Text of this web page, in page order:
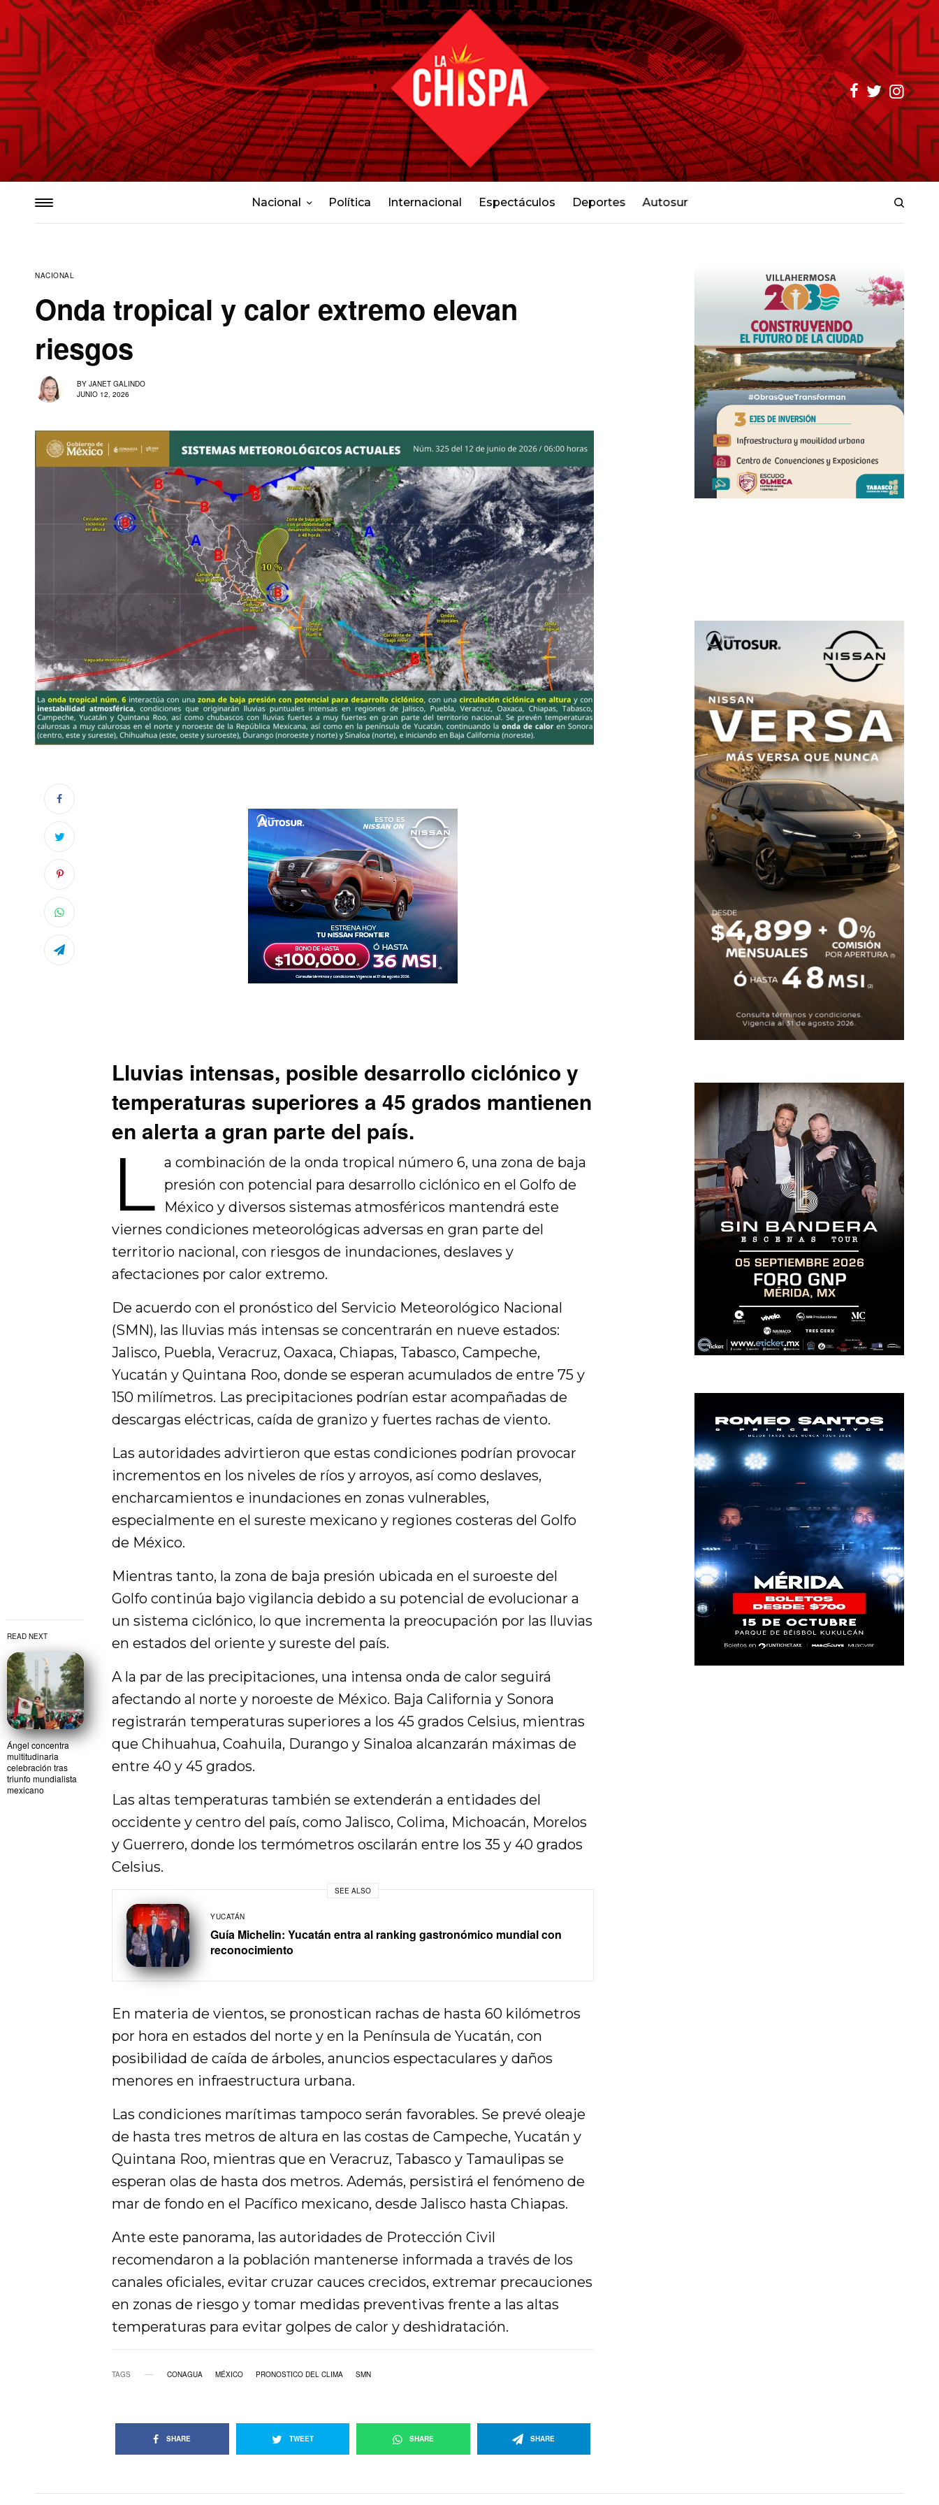
Nacional Política Internacional Espectáculos Deportes Autosur
NACIONAL
Onda tropical y calor extremo elevan
riesgos
BY JANET GALINDO
JUNIO 12, 2026
READ NEXT
Ángel concentra
multitudinaria
celebración tras
triunfo mundialista
mexicano
Lluvias intensas, posible desarrollo ciclónico y
temperaturas superiores a 45 grados mantienen
en alerta a gran parte del país.
L a combinación de la onda tropical número 6, una zona de baja
presión con potencial para desarrollo ciclónico en el Golfo de
México y diversos sistemas atmosféricos mantendrá este
viernes condiciones meteorológicas adversas en gran parte del
territorio nacional, con riesgos de inundaciones, deslaves y
afectaciones por calor extremo.
De acuerdo con el pronóstico del Servicio Meteorológico Nacional
(SMN), las lluvias más intensas se concentrarán en nueve estados:
Jalisco, Puebla, Veracruz, Oaxaca, Chiapas, Tabasco, Campeche,
Yucatán y Quintana Roo, donde se esperan acumulados de entre 75 y
150 milímetros. Las precipitaciones podrían estar acompañadas de
descargas eléctricas, caída de granizo y fuertes rachas de viento.
Las autoridades advirtieron que estas condiciones podrían provocar
incrementos en los niveles de ríos y arroyos, así como deslaves,
encharcamientos e inundaciones en zonas vulnerables,
especialmente en el sureste mexicano y regiones costeras del Golfo
de México.
Mientras tanto, la zona de baja presión ubicada en el suroeste del
Golfo continúa bajo vigilancia debido a su potencial de evolucionar a
un sistema ciclónico, lo que incrementa la preocupación por las lluvias
en estados del oriente y sureste del país.
A la par de las precipitaciones, una intensa onda de calor seguirá
afectando al norte y noroeste de México. Baja California y Sonora
registrarán temperaturas superiores a los 45 grados Celsius, mientras
que Chihuahua, Coahuila, Durango y Sinaloa alcanzarán máximas de
entre 40 y 45 grados.
Las altas temperaturas también se extenderán a entidades del
occidente y centro del país, como Jalisco, Colima, Michoacán, Morelos
y Guerrero, donde los termómetros oscilarán entre los 35 y 40 grados
Celsius.
SEE ALSO
YUCATÁN
Guía Michelin: Yucatán entra al ranking gastronómico mundial con
reconocimiento
En materia de vientos, se pronostican rachas de hasta 60 kilómetros
por hora en estados del norte y en la Península de Yucatán, con
posibilidad de caída de árboles, anuncios espectaculares y daños
menores en infraestructura urbana.
Las condiciones marítimas tampoco serán favorables. Se prevé oleaje
de hasta tres metros de altura en las costas de Campeche, Yucatán y
Quintana Roo, mientras que en Veracruz, Tabasco y Tamaulipas se
esperan olas de hasta dos metros. Además, persistirá el fenómeno de
mar de fondo en el Pacífico mexicano, desde Jalisco hasta Chiapas.
Ante este panorama, las autoridades de Protección Civil
recomendaron a la población mantenerse informada a través de los
canales oficiales, evitar cruzar cauces crecidos, extremar precauciones
en zonas de riesgo y tomar medidas preventivas frente a las altas
temperaturas para evitar golpes de calor y deshidratación.
TAGS CONAGUA MÉXICO PRONOSTICO DEL CLIMA SMN
SHARE TWEET SHARE SHARE